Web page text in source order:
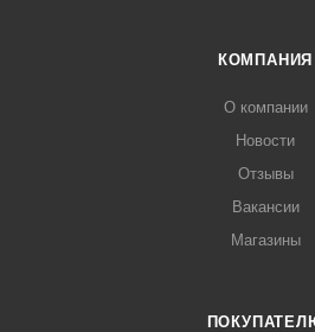
КОМПАНИЯ
О компании
Новости
Отзывы
Вакансии
Магазины